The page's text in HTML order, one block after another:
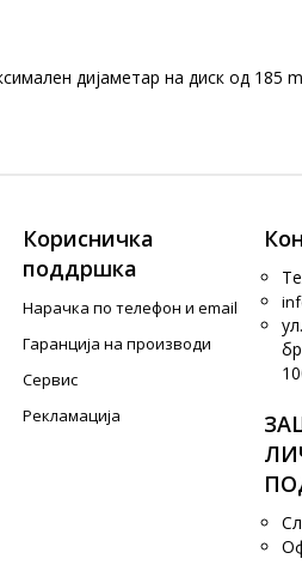
дијаметар на диск од
Корисничка
поддршка
Нарачка по телефон и еmail
Гаранција на производи
Сервис
Рекламација